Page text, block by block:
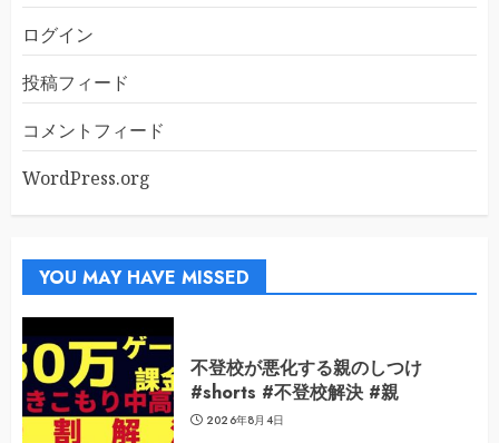
ログイン
投稿フィード
コメントフィード
WordPress.org
YOU MAY HAVE MISSED
不登校が悪化する親のしつけ
#shorts #不登校解決 #親
2026年8月4日